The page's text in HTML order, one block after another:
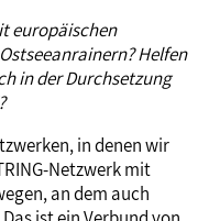
europäischen
Helfen
in der Durchsetzung
in denen wir
Netzwerk mit
an dem auch